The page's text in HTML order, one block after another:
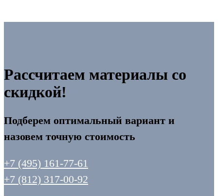
Рассчитаем материалы со
скидкой!
Подберем оптимальный вариант и
назовем точную стоимость
+7 (495) 161-77-61
+7 (812) 317-00-92